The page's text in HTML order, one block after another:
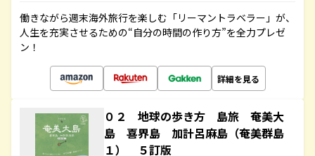
働きながら週末海外旅行を楽しむ「リーマントラベラー」が、
人生を充実させるための“自分の時間の作り方”を全力プレゼ
ン！
詳細を見る
０２ 地球の歩き方 島旅 奄美大
島 喜界島 加計呂麻島（奄美群島
１） ５訂版